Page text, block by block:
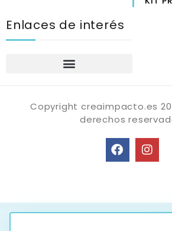
Enlaces de interés
Copyright creaimpacto.es
derechos